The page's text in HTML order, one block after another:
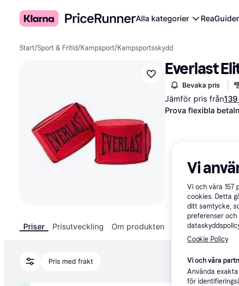
Alla kategorier ReaGuider
Start/Sport & Fritid/Kampsport/Kampsportsskydd
Everlast
Bevaka pris
Jämför pris från
Prova flexibla
Priser Prisutveckling Om produkten Specifikationer
Pris med frakt
Vi
Vi och våra 157
cookies. Detta
ditt samtycke,
preferenser
Cookie Policy
Vi och våra
Använda
för